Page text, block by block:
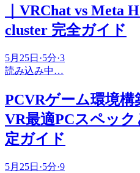
｜VRChat vs Meta
cluster 完全ガイド
5月25日 ·5分·3
読み込み中…
PCVRゲーム環境構
VR最適PCスペッ
定ガイド
5月25日 ·5分·9